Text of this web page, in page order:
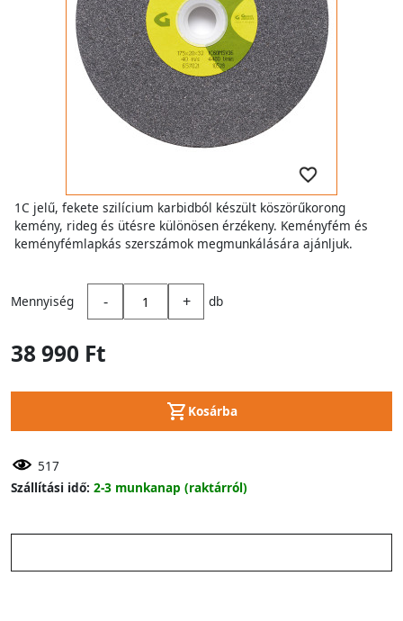
1C jelű, fekete szilícium karbidból készült köszörűkorong
kemény, rideg és ütésre különösen érzékeny. Keményfém és
keményfémlapkás szerszámok megmunkálására ajánljuk.
Mennyiség - + db
38 990 Ft
Kosárba
517
Szállítási idő: 2-3 munkanap (raktárról)